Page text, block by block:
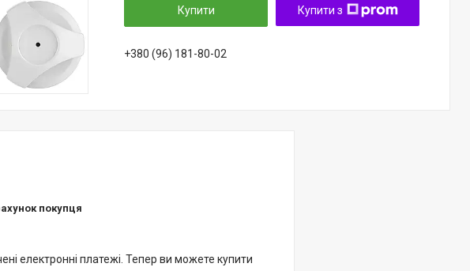
Купити Купити з
+380 (96) 181-80-02
покупця
електронні платежі. Тепер ви можете купити